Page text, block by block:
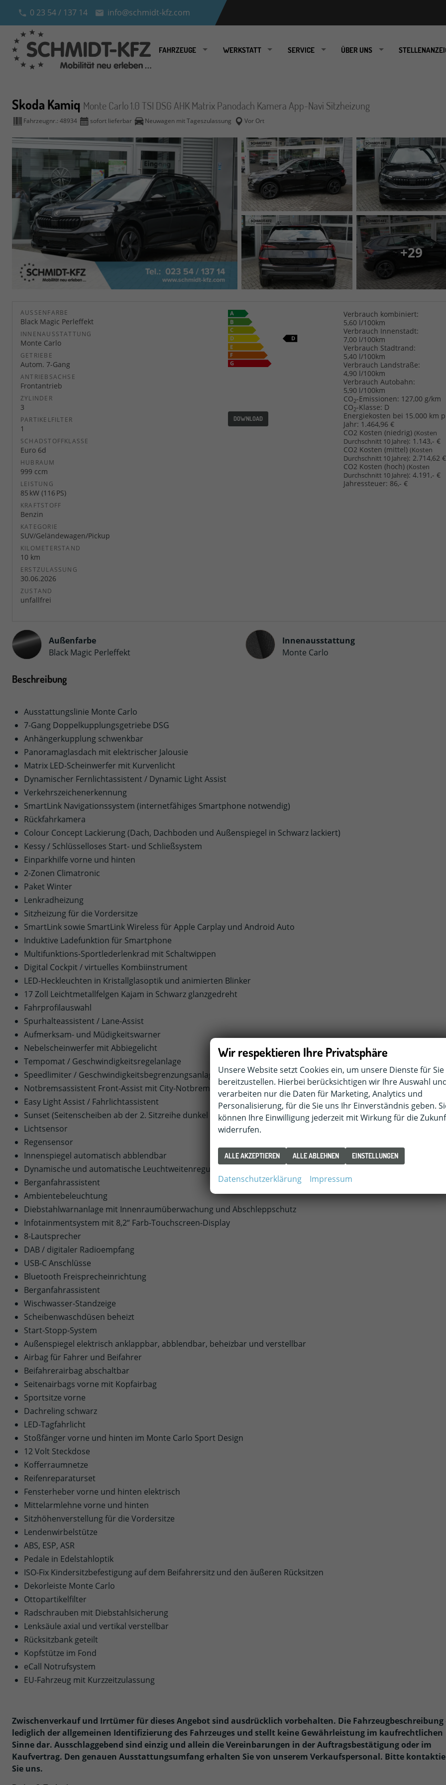
0 23 54 / 137 14 info@schmidt-kfz.com
FAHRZEUGE WERKSTATT SERVICE ÜBER UNS
Skoda Kamiq Monte Carlo 1.0 TSI DSG AHK Matrix Panodach Kamera App-Navi Sitzheizung
Fahrzeugnr.: 48934 sofort lieferbar Neuwagen mit Tageszulassung Vor Ort
+29
AUSSENFARBE
Black Magic Perleffekt
INNENAUSSTATTUNG
Monte Carlo
GETRIEBE
Autom. 7-Gang
ANTRIEBSACHSE
Frontantrieb
ZYLINDER
3
PARTIKELFILTER
1
SCHADSTOFFKLASSE
Euro 6d
HUBRAUM
999 ccm
LEISTUNG
85 kW (116 PS)
KRAFTSTOFF
Benzin
KATEGORIE
SUV/Geländewagen/Pickup
KILOMETERSTAND
10 km
ERSTZULASSUNG
30.06.2026
ZUSTAND
unfallfrei
Verbrauch kombiniert:
5,60 l/100km
Verbrauch Innenstadt:
7,00 l/100km
Verbrauch Stadtrand:
5,40 l/100km
Verbrauch Landstraße:
4,90 l/100km
Verbrauch Autobahn:
5,90 l/100km
CO2-Emissionen: 127,00 g/km
CO2-Klasse: D
DOWNLOAD
Energiekosten bei 15.000 km
Jahr: 1.464,96 €
CO2 Kosten (niedrig) (Kosten
Durchschnitt 10 Jahre): 1.143,- €
CO2 Kosten (mittel) (Kosten
Durchschnitt 10 Jahre): 2.714,62 €
CO2 Kosten (hoch) (Kosten
Durchschnitt 10 Jahre): 4.191,- €
Jahressteuer: 86,- €
Außenfarbe
Black Magic Perleffekt
InnenausstattungInnenausstattung
Monte Carlo
Beschreibung
Ausstattungslinie Monte Carlo
7-Gang Doppelkupplungsgetriebe DSG
Anhängerkupplung schwenkbar
Panoramaglasdach mit elektrischer Jalousie
Matrix LED-Scheinwerfer mit Kurvenlicht
Dynamischer Fernlichtassistent / Dynamic Light Assist
Verkehrszeichenerkennung
SmartLink Navigationssystem (internetfähiges Smartphone notwendig)
Rückfahrkamera
Colour Concept Lackierung (Dach, Dachboden und Außenspiegel in Schwarz lackiert)
Kessy / Schlüsselloses Start- und Schließsystem
Einparkhilfe vorne und hinten
2-Zonen Climatronic
Paket Winter
Lenkradheizung
Sitzheizung für die Vordersitze
SmartLink sowie SmartLink Wireless für Apple Carplay und Android Auto
Induktive Ladefunktion für Smartphone
Multifunktions-Sportlederlenkrad mit Schaltwippen
Digital Cockpit / virtuelles Kombiinstrument
LED-Heckleuchten in Kristallglasoptik und animierten Blinker
17 Zoll Leichtmetallfelgen Kajam in Schwarz glanzgedreht
Fahrprofilauswahl
Spurhalteassistent / Lane-Assist
Aufmerksam- und Müdigkeitswarner
Nebelscheinwerfer mit Abbiegelicht
Tempomat / Geschwindigkeitsregelanlage
Speedlimiter / Geschwindigkeitsbegrenzungsanlage
Notbremsassistent Front-Assist mit City-Notbremsfunktion inkl. Fußgänger- und Radfahrererkennung
Easy Light Assist / Fahrlichtassistent
Sunset (Seitenscheiben ab der 2. Sitzreihe dunkel getönt)
Lichtsensor
Regensensor
Innenspiegel automatisch abblendbar
Dynamische und automatische Leuchtweitenregulierung
Berganfahrassistent
Ambientebeleuchtung
Diebstahlwarnanlage mit Innenraumüberwachung und Abschleppschutz
Infotainmentsystem mit 8,2“ Farb-Touchscreen-Display
8-Lautsprecher
DAB / digitaler Radioempfang
USB-C Anschlüsse
Bluetooth Freisprecheinrichtung
Berganfahrassistent
Wischwasser-Standzeige
Scheibenwaschdüsen beheizt
Start-Stopp-System
Außenspiegel elektrisch anklappbar, abblendbar, beheizbar und verstellbar
Airbag für Fahrer und Beifahrer
Beifahrerairbag abschaltbar
Seitenairbags vorne mit Kopfairbag
Sportsitze vorne
Dachreling schwarz
LED-Tagfahrlicht
Stoßfänger vorne und hinten im Monte Carlo Sport Design
12 Volt Steckdose
Kofferraumnetze
Reifenreparaturset
Fensterheber vorne und hinten elektrisch
Mittelarmlehne vorne und hinten
Sitzhöhenverstellung für die Vordersitze
Lendenwirbelstütze
ABS, ESP, ASR
Pedale in Edelstahloptik
ISO-Fix Kindersitzbefestigung auf dem Beifahrersitz und den äußeren Rücksitzen
Dekorleiste Monte Carlo
Ottopartikelfilter
Radschrauben mit Diebstahlsicherung
Lenksäule axial und vertikal verstellbar
Rücksitzbank geteilt
Kopfstütze im Fond
eCall Notrufsystem
EU-Fahrzeug mit Kurzzeitzulassung
Zwischenverkauf und Irrtümer für dieses Angebot sind ausdrücklich vorbehalten. Die
lediglich der allgemeinen Identifizierung des Fahrzeuges und stellt keine Gewährleistung im kaufrechtlichen
Sinne dar. Ausschlaggebend sind einzig und allein die Vereinbarungen in der Auftragsbestätigung oder im
Kaufvertrag. Den genauen Ausstattungsumfang erhalten Sie von unserem Verkaufspersonal. Bitte
Sie uns.
Wir respektieren Ihre Privatsphäre
Unsere Website setzt Cookies ein, um unsere Dienste für Sie
bereitzustellen. Hierbei berücksichtigen wir Ihre Auswahl
verarbeiten nur die Daten für Marketing, Analytics und
Personalisierung, für die Sie uns Ihr Einverständnis geben.
können Ihre Einwilligung jederzeit mit Wirkung für die
widerrufen.
ALLE AKZEPTIEREN ALLE ABLEHNEN EINSTELLUNGEN
Datenschutzerklärung Impressum